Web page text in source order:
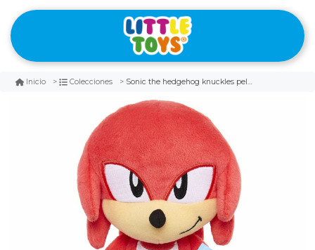
Inicio Colecciones Sonic the hedgehog knuckles peluche